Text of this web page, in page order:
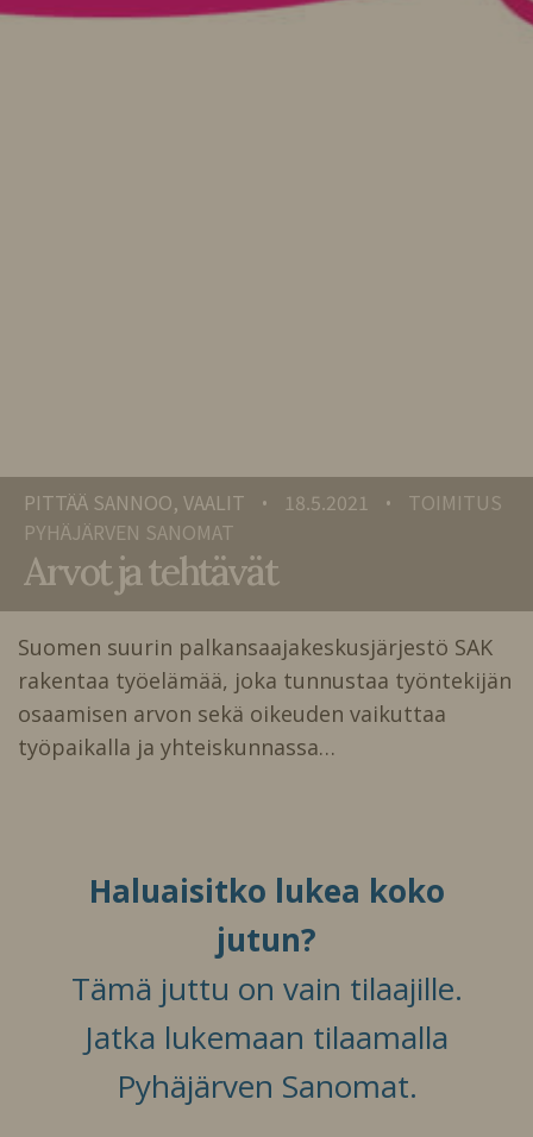
PITTÄÄ SANNOO, VAALIT • 18.5.2021 •
TOIMITUS
PYHÄJÄRVEN SANOMAT
Arvot ja tehtävät
Suomen suurin palkansaajakeskusjärjestö SAK
rakentaa työelämää, joka tunnustaa työntekijän
osaamisen arvon sekä oikeuden vaikuttaa
työpaikalla ja yhteiskunnassa…
Haluaisitko lukea koko
jutun?
Tämä juttu on vain tilaajille.
Jatka lukemaan tilaamalla
Pyhäjärven Sanomat.